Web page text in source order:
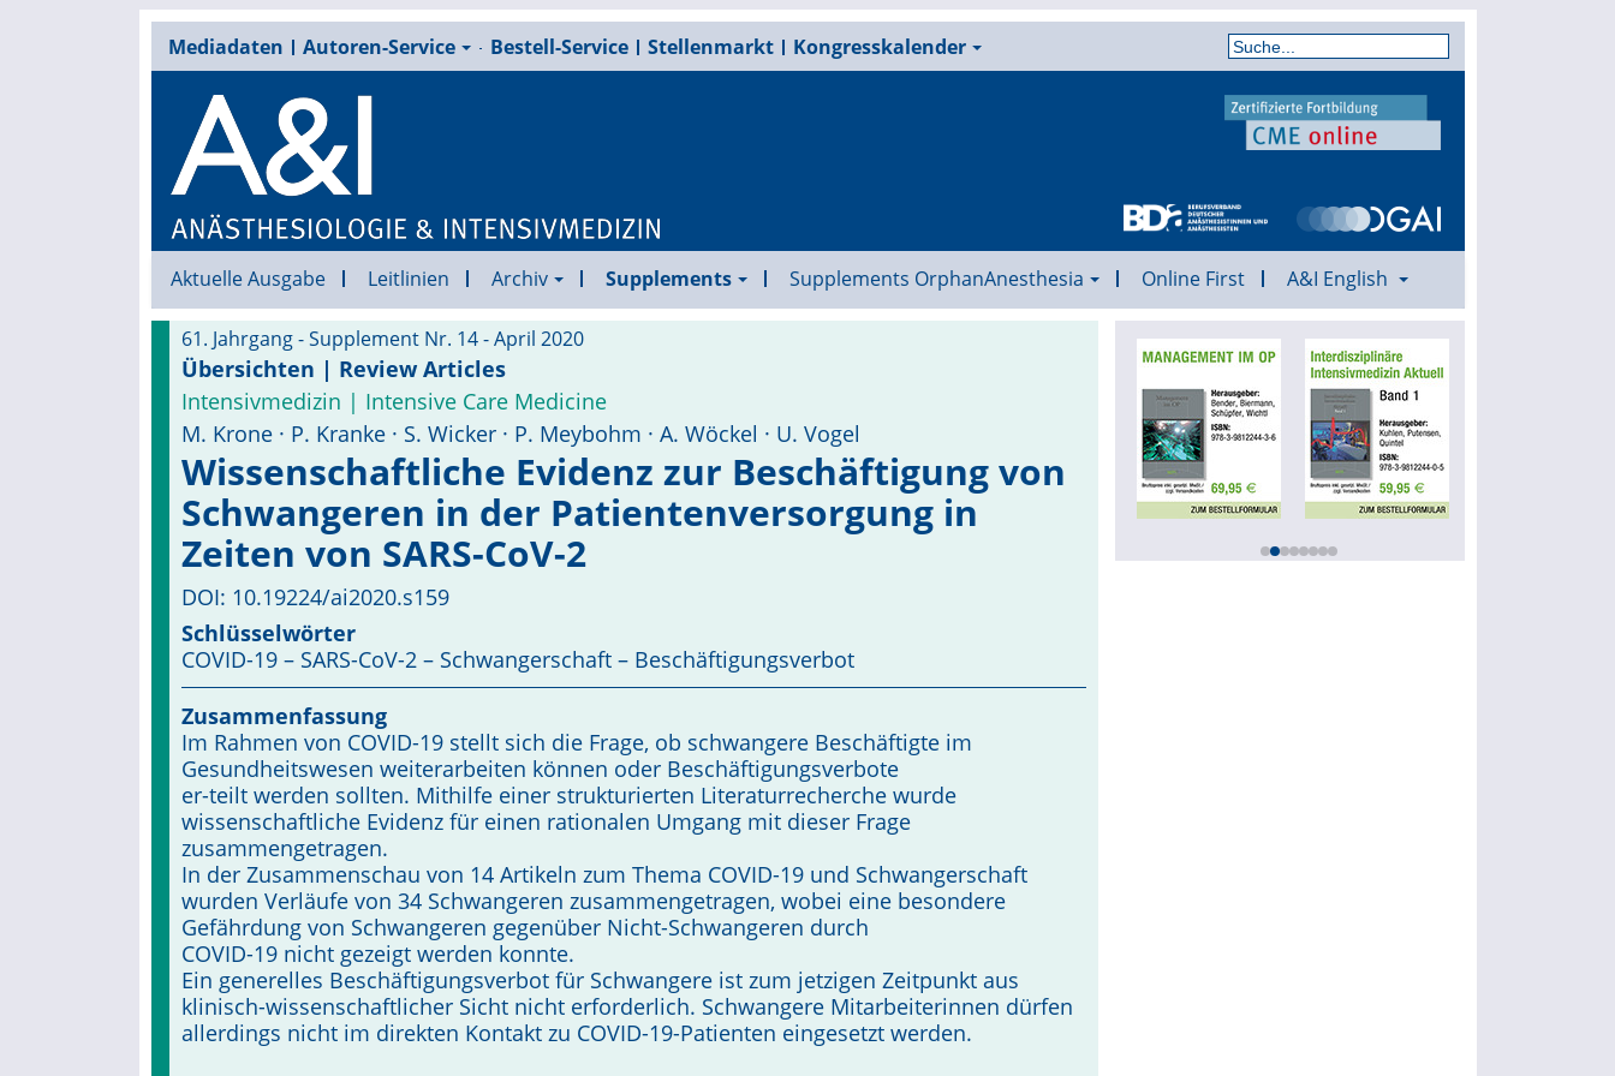
Mediadaten Autoren-Service Bestell-Service Stellenmarkt Kongresskalender
Aktuelle Ausgabe Leitlinien Archiv Supplements Supplements OrphanAnesthesia Online First A&I English
61. Jahrgang - Supplement Nr. 14 - April 2020
Übersichten | Review Articles
Intensivmedizin | Intensive Care Medicine
M. Krone · P. Kranke · S. Wicker · P. Meybohm · A. Wöckel · U. Vogel
Wissenschaftliche Evidenz zur Beschäftigung von
Schwangeren in der Patientenversorgung in
Zeiten von SARS-CoV-2
DOI: 10.19224/ai2020.s159
Schlüsselwörter
COVID-19 – SARS-CoV-2 – Schwangerschaft – Beschäftigungsverbot
Zusammenfassung
Im Rahmen von COVID-19 stellt sich die Frage, ob schwangere Beschäftigte im
Gesundheitswesen weiterarbeiten können oder Beschäftigungsverbote
er-teilt werden sollten. Mithilfe einer strukturierten Literaturrecherche wurde
wissenschaftliche Evidenz für einen rationalen Umgang mit dieser Frage
zusammengetragen.
In der Zusammenschau von 14 Artikeln zum Thema COVID-19 und Schwangerschaft
wurden Verläufe von 34 Schwangeren zusammengetragen, wobei eine besondere
Gefährdung von Schwangeren gegenüber Nicht-Schwangeren durch
COVID-19 nicht gezeigt werden konnte.
Ein generelles Beschäftigungsverbot für Schwangere ist zum jetzigen Zeitpunkt aus
klinisch-wissenschaftlicher Sicht nicht erforderlich. Schwangere Mitarbeiterinnen dürfen
allerdings nicht im direkten Kontakt zu COVID-19-Patienten eingesetzt werden.